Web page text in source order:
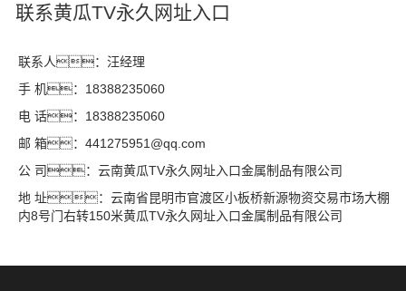
联系黄瓜TV永久网址入口
联系人：汪经理
手 机：18388235060
电 话：18388235060
邮 箱：441275951@qq.com
公 司：云南黄瓜TV永久网址入口金属制品有限公司
地 址：云南省昆明市官渡区小板桥新源物资交易市场大棚
内8号门右转150米黄瓜TV永久网址入口金属制品有限公司